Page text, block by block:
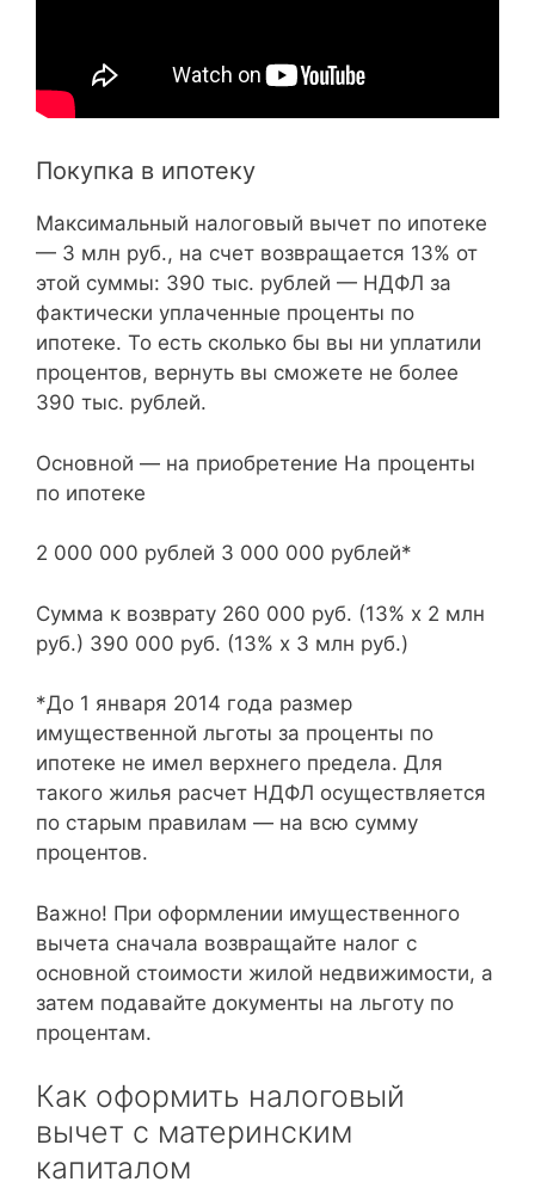
Покупка в ипотеку
Максимальный налоговый вычет по ипотеке
— 3 млн руб., на счет возвращается 13% от
этой суммы: 390 тыс. рублей — НДФЛ за
фактически уплаченные проценты по
ипотеке. То есть сколько бы вы ни уплатили
процентов, вернуть вы сможете не более
390 тыс. рублей.
Основной — на приобретение На проценты
по ипотеке
2 000 000 рублей 3 000 000 рублей*
Сумма к возврату 260 000 руб. (13% х 2 млн
руб.) 390 000 руб. (13% х 3 млн руб.)
*До 1 января 2014 года размер
имущественной льготы за проценты по
ипотеке не имел верхнего предела. Для
такого жилья расчет НДФЛ осуществляется
по старым правилам — на всю сумму
процентов.
Важно! При оформлении имущественного
вычета сначала возвращайте налог с
основной стоимости жилой недвижимости, а
затем подавайте документы на льготу по
процентам.
Как оформить налоговый
вычет с материнским
капиталом